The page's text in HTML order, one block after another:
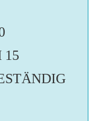
15